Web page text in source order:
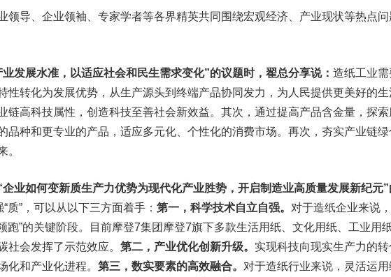
领导、企业领袖、专家学者等各界精英共同围绕宏观经济、产业现状等热点
发展水准，以适应社会和民生需求变化”的议题时，翟总分享说： 造纸工业
性转化为发展优势，从生产源头到终端产品协同发力，为人民提供更美好的
链高科技属性，创造科技至善社会新效益。其次，通过提高产品含金量，探
品种和更专业的产品，适应多元化、个性化的消费市场。再次，夯实产业链
。
业如何变新质生产力优势为现代化产业胜势，开启制造业高质量发展新纪元
质”，可以从以下三方面着手： 第一，科学技术自立自强。 对于造纸企业来说
跑”的关键阶段。目前摩登7集团摩登7旗下多款生活用纸、文化用纸、工业用
社会发挥了示范效应。 第二，产业优化创新升级。 实现科技向现实生产力的
化和产业化进程。 第三，数实要素的高效融合。 对于造纸行业来说，灵活运